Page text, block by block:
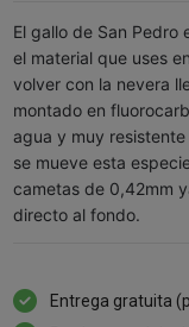
El gallo de San Pedro
el material que uses
volver con la nevera
montado en
agua y muy
se mueve esta
cametas de 0,42mm
directo al fondo.
Entrega gratuita